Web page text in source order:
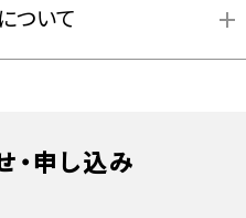
細はこちら
ついて
・申し込み